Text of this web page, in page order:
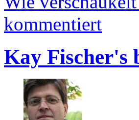
kommentiert
Kay Fischer's